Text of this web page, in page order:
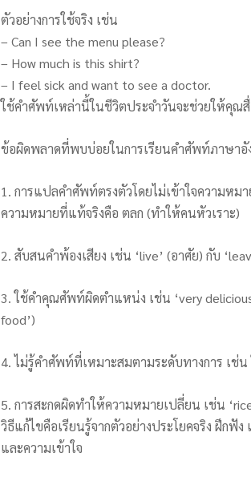
ตัวอย่างการใช้จริง เช่น
– Can I see the menu please?
– How much is this shirt?
– I feel sick and want to see a doctor.
ใช้คำศัพท์เหล่านี้ในชีวิตประจำวันจะช่วยให้คุณ
ข้อผิดพลาดที่พบบ่อยในการเรียนคำศัพท์ภาษาอั
1. การแปลคำศัพท์ตรงตัวโดยไม่เข้าใจความหม
ความหมายที่แท้จริงคือ ตลก (ทำให้คนหัวเราะ)
2. สับสนคำพ้องเสียง เช่น ‘live’ (อาศัย) กับ
3. ใช้คำคุณศัพท์ผิดตำแหน่ง เช่น ‘very
food’)
4. ไม่รู้คำศัพท์ที่เหมาะสมตามระดับทางการ เช่
5. การสะกดผิดทำให้ความหมายเปลี่ยน เช่น
วิธีแก้ไขคือเรียนรู้จากตัวอย่างประโยคจริง ฝึก
และความเข้าใจ